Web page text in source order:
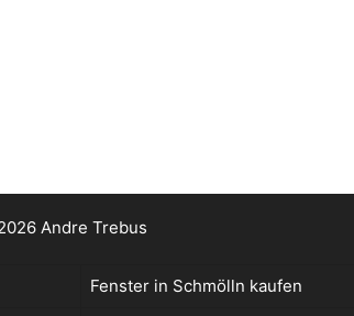
Andre Trebus
Fenster in Schmölln kaufen